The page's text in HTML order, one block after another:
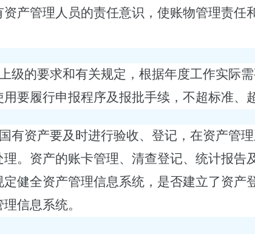
产管理人员的责任意识，使账物管理责任
级的要求和有关规定，根据年度工作实际
要履行申报程序及报批手续，不超标准、
有资产要及时进行验收、登记，在资产管
。资产的账卡管理、清查登记、统计报告
健全资产管理信息系统，是否建立了资产
理信息系统。